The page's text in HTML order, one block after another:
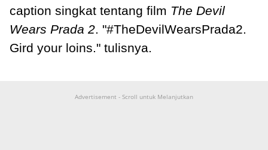
caption singkat tentang film The Devil
Wears Prada 2. "#TheDevilWearsPrada2.
Gird your loins." tulisnya.
Advertisement - Scroll untuk Melanjutkan